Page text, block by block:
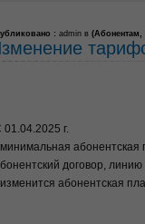
: admin в (Абонентам,
01.04.2025 г.
договор,
абонентская